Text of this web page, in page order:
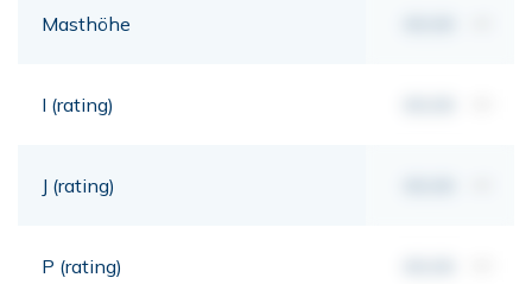
Masthöhe
I (rating)
J (rating)
P (rating)